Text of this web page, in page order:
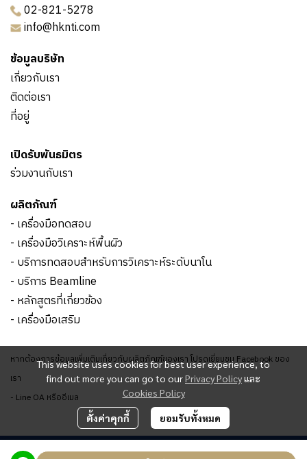
This website uses cookies for best user experience, to
find out more you can go to ourPrivacy Policyและ
Cookies Policy
ตั้งค่าคุกกี้ ยอมรับทั้งหมด
02-821-5278
info@hknti.com
ข้อมูลบริษัท
เกี่ยวกับเรา
ติดต่อเรา
ที่อยู่
เปิดรับพันธมิตร
ร่วมงานกับเรา
ผลิตภัณฑ์
- เครื่องมือทดสอบ
- เครื่องมือวิเคราะห์พื้นผิว
- บริการทดสอบสำหรับการวิเคราะห์ระดับนาโน
- บริการ Beamline
- หลักสูตรที่เกี่ยวข้อง
- เครื่องมือเสริม
หากต้องการข้อมูลเพิ่มเติมเกี่ยวกับผลิตภัณฑ์ของเรา โปรดเยี่ยมชม Facebook ของ
เรา
- Line OA หรืออีเมล
ผู้เข้าชมวันนี้1,773